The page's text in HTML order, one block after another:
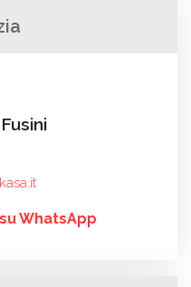
WhatsApp